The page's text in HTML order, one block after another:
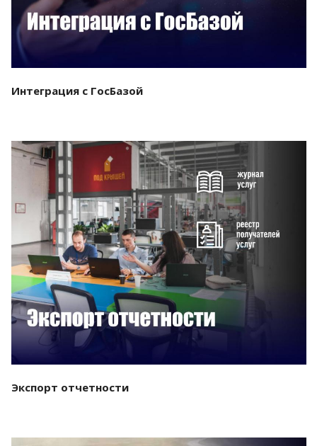
Интеграция с ГосБазой
Смотреть проект
Экспорт отчетности